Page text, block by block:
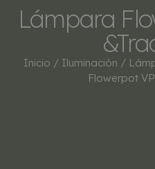
Lámpara
Inicio / Iluminación /
Flowerpot